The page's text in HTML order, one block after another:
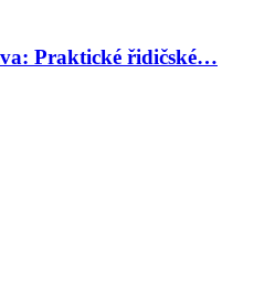
Praktické řidičské…